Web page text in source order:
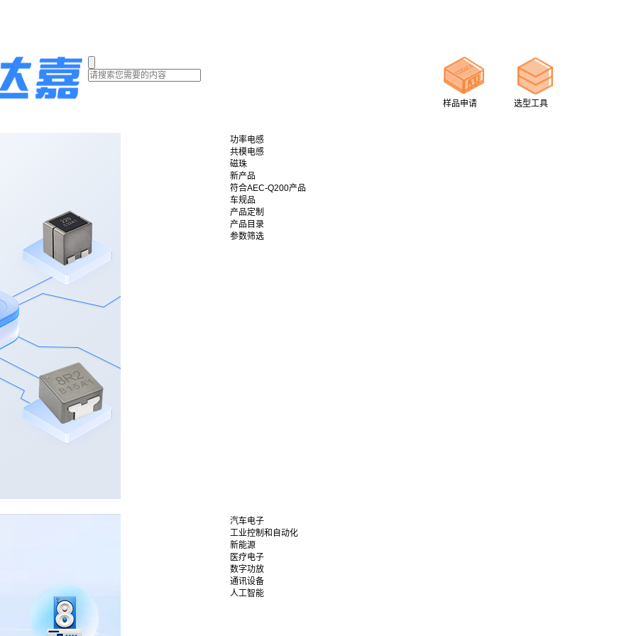
样品申请 选型工具
功率电感
共模电感
磁珠
新产品
符合AEC-Q200产品
车规品
产品定制
产品目录
参数筛选
汽车电子
工业控制和自动化
新能源
医疗电子
数字功放
通讯设备
人工智能